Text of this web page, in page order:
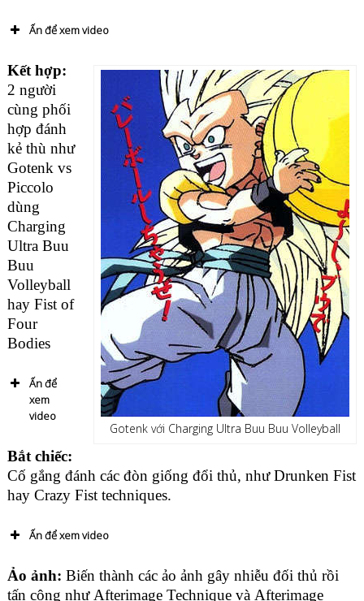
(Các loại võ công trong Dragon Ball – Võ thuật trong Dragon Ball,type of skill dragon
Ấn để xem video
Gotenk với Charging Ultra Buu Buu Volleyball
Kết hợp:
2 người
cùng phối
hợp đánh
kẻ thù như
Gotenk vs
Piccolo
dùng
Charging
Ultra Buu
Buu
Volleyball
hay Fist of
Four
Bodies
Ấn để
xem
video
Bắt chiếc:
Cố gắng đánh các đòn giống đổi thủ, như Drunken Fist
hay Crazy Fist techniques.
Ấn để xem video
Ảo ảnh: Biến thành các ảo ảnh gây nhiễu đối thủ rồi
tấn công như Afterimage Technique và Afterimage